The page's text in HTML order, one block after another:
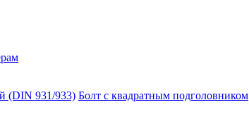
(DIN 931/933) Болт с квадратным подголовником